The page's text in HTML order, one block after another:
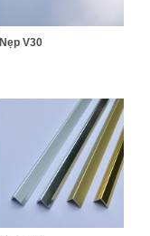
Nẹp V30